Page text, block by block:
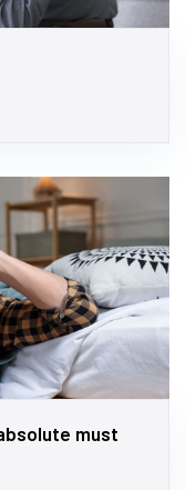
must